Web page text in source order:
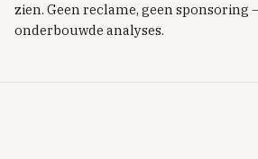
Dynamisch vs vast
zien. Geen reclame, geen sponsoring
onderbouwde analyses.